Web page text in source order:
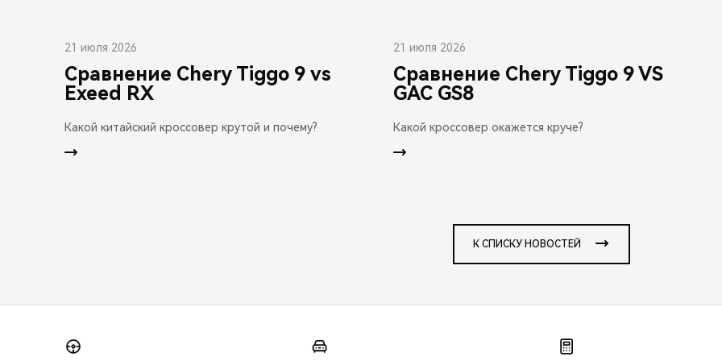
21 июля 2026
Сравнение Chery Tiggo 9 vs
Exeed RX
Какой китайский кроссовер крутой и почему?
21 июля 2026
Сравнение Chery Tiggo 9 VS
GAC GS8
Какой кроссовер окажется круче?
К СПИСКУ НОВОСТЕЙ